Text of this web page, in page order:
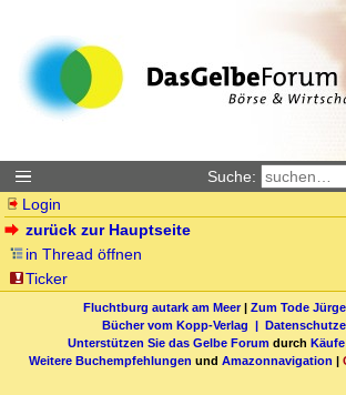
Suche:
Login
zurück zur Hauptseite
in Thread öffnen
Ticker
Fluchtburg autark am Meer| Zum Tode
Bücher vom Kopp-Verlag |
Unterstützen Sie das Gelbe Forum durch
Weitere Buchempfehlungen und Amazonnavigation |